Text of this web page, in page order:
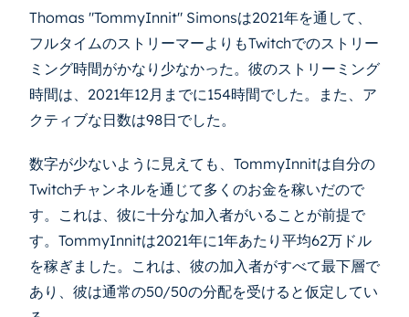
Thomas "TommyInnit" Simonsは2021年を通して、
フルタイムのストリーマーよりもTwitchでのストリー
ミング時間がかなり少なかった。彼のストリーミング
時間は、2021年12月までに154時間でした。また、ア
クティブな日数は98日でした。
数字が少ないように見えても、TommyInnitは自分の
Twitchチャンネルを通じて多くのお金を稼いだので
す。これは、彼に十分な加入者がいることが前提で
す。TommyInnitは2021年に1年あたり平均62万ドル
を稼ぎました。これは、彼の加入者がすべて最下層で
あり、彼は通常の50/50の分配を受けると仮定してい